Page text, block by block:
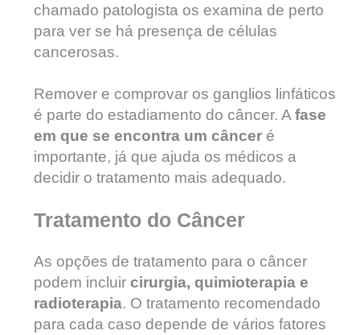
chamado patologista os examina de perto
para ver se há presença de células
cancerosas.
Remover e comprovar os ganglios linfáticos
é parte do estadiamento do câncer. A fase
em que se encontra um cânceré
importante, já que ajuda os médicos a
decidir o tratamento mais adequado.
Tratamento do Câncer
As opções de tratamento para o câncer
podem incluir cirurgia, quimioterapia e
radioterapia. O tratamento recomendado
para cada caso depende de vários fatores